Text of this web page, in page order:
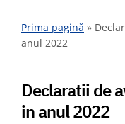
Prima pagină »
anul 2022
Declaratii de
in anul 2022